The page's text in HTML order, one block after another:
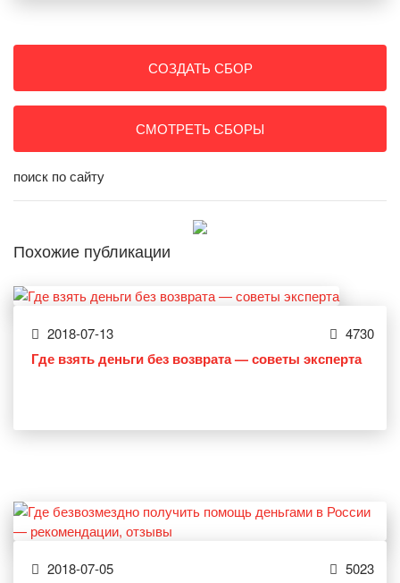
СОЗДАТЬ СБОР
СМОТРЕТЬ СБОРЫ
поиск по сайту
Похожие публикации
2018-07-13 4730
Где взять деньги без возврата — советы эксперта
2018-07-05 5023